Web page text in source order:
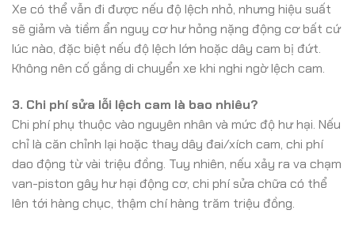
Xe có thể vẫn đi được nếu độ lệch nhỏ, nhưng hiệu suất
sẽ giảm và tiềm ẩn nguy cơ hư hỏng nặng động cơ bất cứ
lúc nào, đặc biệt nếu độ lệch lớn hoặc dây cam bị đứt.
Không nên cố gắng di chuyển xe khi nghi ngờ lệch cam.
3. Chi phí sửa lỗi lệch cam là bao nhiêu?
Chi phí phụ thuộc vào nguyên nhân và mức độ hư hại. Nếu
chỉ là căn chỉnh lại hoặc thay dây đai/xích cam, chi phí
dao động từ vài triệu đồng. Tuy nhiên, nếu xảy ra va chạm
van-piston gây hư hại động cơ, chi phí sửa chữa có thể
lên tới hàng chục, thậm chí hàng trăm triệu đồng.